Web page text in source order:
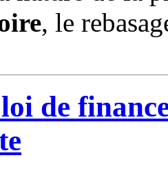
, le
de